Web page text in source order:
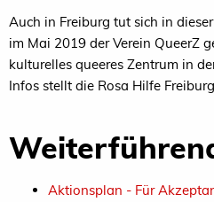
Auch in Freiburg tut sich in
im Mai 2019 der Verein QueerZ
kulturelles queeres Zentrum in
Infos stellt die Rosa Hilfe
Aktionsplan - Für